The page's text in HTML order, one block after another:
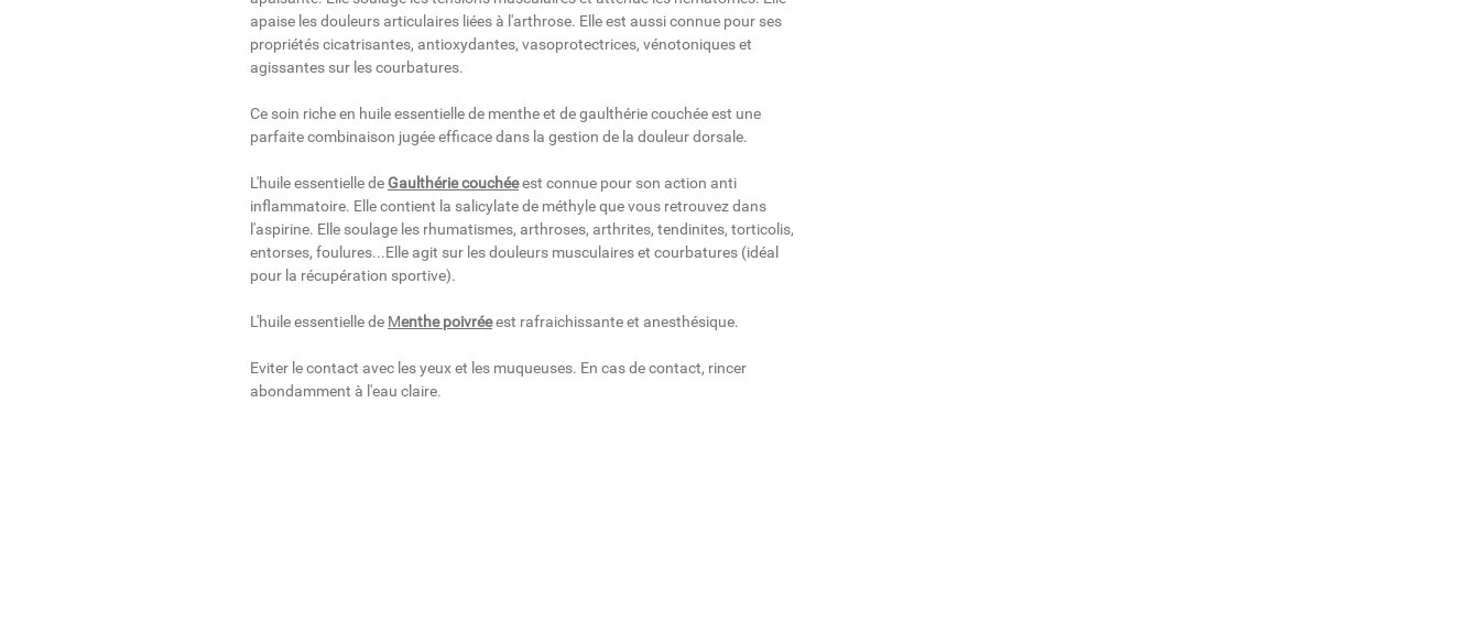
apaise les douleurs articulaires liées à l'arthrose. Elle est aussi connue pour ses
propriétés cicatrisantes, antioxydantes, vasoprotectrices, vénotoniques et
agissantes sur les courbatures.
Ce soin riche en huile essentielle de menthe et de gaulthérie couchée est une
parfaite combinaison jugée efficace dans la gestion de la douleur dorsale.
L'huile essentielle deGaulthérie couchéeest connue pour son action anti
inflammatoire. Elle contient la salicylate de méthyle que vous retrouvez dans
l'aspirine. Elle soulage les rhumatismes, arthroses, arthrites, tendinites, torticolis,
entorses, foulures...Elle agit sur les douleurs musculaires et courbatures (idéal
pour la récupération sportive).
L'huile essentielle de Menthe poivréeest rafraichissante et anesthésique.
Eviter le contact avec les yeux et les muqueuses. En cas de contact, rincer
abondamment à l'eau claire.